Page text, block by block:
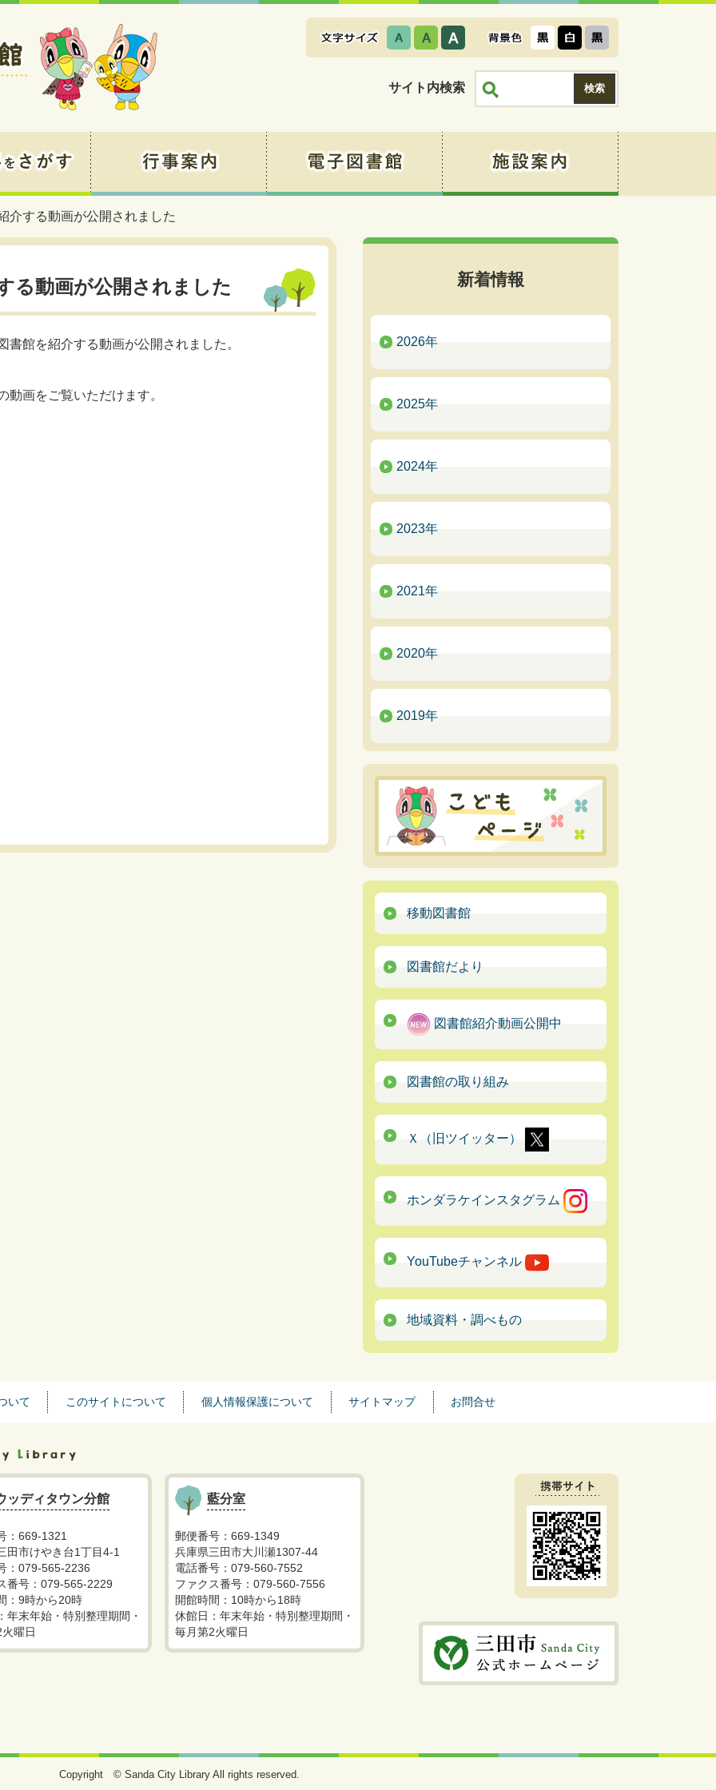
サイト内検索
介する動画が公開されました
る動画が公開されました
館を紹介する動画が公開されました。
画をご覧いただけます。
新着情報
2026年
2025年
2024年
2023年
2021年
2020年
2019年
移動図書館
図書館だより
図書館紹介動画公開中
図書館の取り組み
Ｘ（旧ツイッター）
ホンダラケインスタグラム
YouTubeチャンネル
地域資料・調べもの
いて このサイトについて 個人情報保護について サイトマップ お問合せ
ッディタウン分館
：669-1321
田市けやき台1丁目4-1
：079-565-2236
番号：079-565-2229
：9時から20時
年末年始・特別整理期間・
曜日
藍分室
郵便番号：669-1349
兵庫県三田市大川瀬1307-44
電話番号：079-560-7552
ファクス番号：079-560-7556
開館時間：10時から18時
休館日：年末年始・特別整理期間・
毎月第2火曜日
Copyright © Sanda City Library All rights reserved.